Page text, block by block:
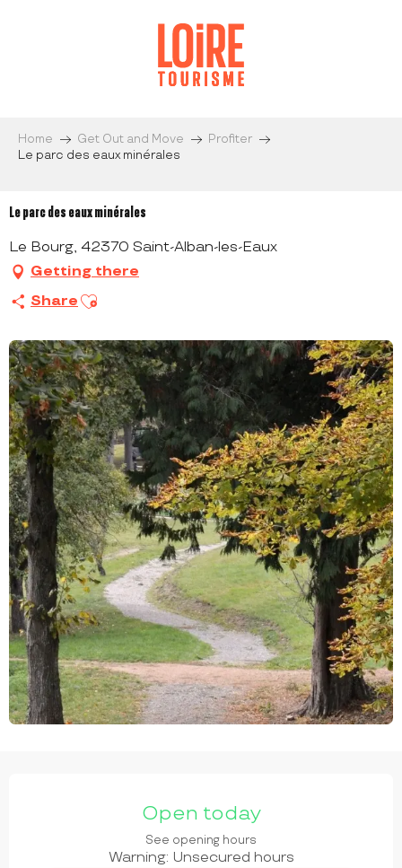
Home Get Out and Move
Profiter
Le parc des eaux minérales
Le parc des eaux minérales
Le Bourg, 42370 Saint-Alban-les-Eaux
Getting there
Share Ajouter aux favoris
Open today
See opening hours
Warning: Unsecured hours